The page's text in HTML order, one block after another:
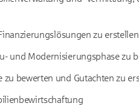
zu
und Modernisierungsphase zu
zu bewerten und Gutachten zu